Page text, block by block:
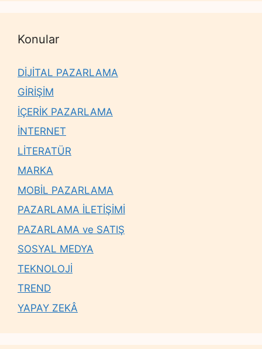
Konular
DİJİTAL PAZARLAMA
GİRİŞİM
İÇERİK PAZARLAMA
İNTERNET
LİTERATÜR
MARKA
MOBİL PAZARLAMA
PAZARLAMA İLETİŞİMİ
PAZARLAMA ve SATIŞ
SOSYAL MEDYA
TEKNOLOJİ
TREND
YAPAY ZEKÂ